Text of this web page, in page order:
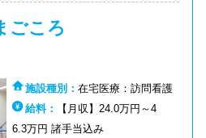
ごころ
施設種別：在宅医療：訪問看護
給料：
【月収】24.0万円～4
6.3万円 諸手当込み